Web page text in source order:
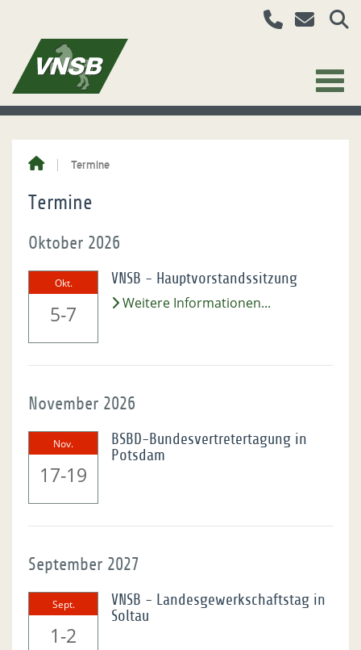
Termine
Termine
Oktober 2026
Okt.
5-7
VNSB - Hauptvorstandssitzung
Weitere Informationen...
November 2026
Nov.
17-19
BSBD-Bundesvertretertagung in
Potsdam
September 2027
Sept.
1-2
VNSB - Landesgewerkschaftstag in
Soltau